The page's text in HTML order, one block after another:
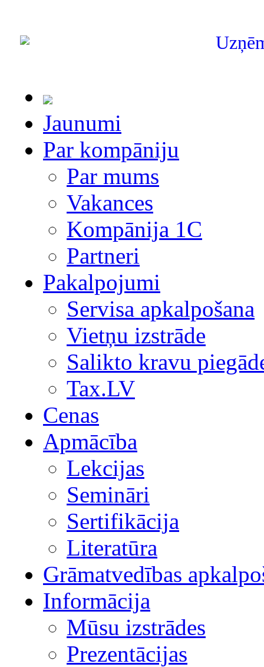
Jaunumi
Par kompāniju
Par mums
Vakances
Kompānija 1С
Partneri
Pakalpojumi
Servisa apkalpošana
Vietņu izstrāde
Salikto kravu
Tax.LV
Cenas
Apmācība
Lekcijas
Semināri
Sertifikācija
Literatūra
Grāmatvedības
Informācija
Mūsu izstrādes
Prezentācijas